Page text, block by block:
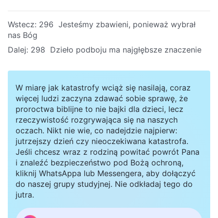
Wstecz: 296 Jesteśmy zbawieni, ponieważ wybrał
nas Bóg
Dalej: 298 Dzieło podboju ma najgłębsze znaczenie
W miarę jak katastrofy wciąż się nasilają, coraz
więcej ludzi zaczyna zdawać sobie sprawę, że
proroctwa biblijne to nie bajki dla dzieci, lecz
rzeczywistość rozgrywająca się na naszych
oczach. Nikt nie wie, co nadejdzie najpierw:
jutrzejszy dzień czy nieoczekiwana katastrofa.
Jeśli chcesz wraz z rodziną powitać powrót Pana
i znaleźć bezpieczeństwo pod Bożą ochroną,
kliknij WhatsAppa lub Messengera, aby dołączyć
do naszej grupy studyjnej. Nie odkładaj tego do
jutra.